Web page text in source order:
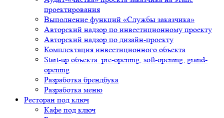
проектирования
Выполнение функций «Службы заказчика»
Авторский надзор по инвестиционному проекту
Авторский надзор по дизайн-проекту
Комплектация инвестиционного объекта
Start-up объекта: pre-opening, soft-opening, grand-
opening
Разработка брендбука
Разработка меню
Ресторан под ключ
Кафе под ключ